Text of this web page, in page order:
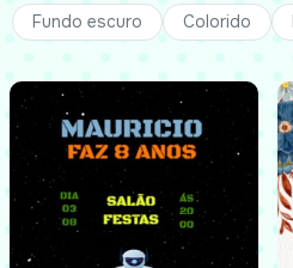
Fundo escuro Colorido